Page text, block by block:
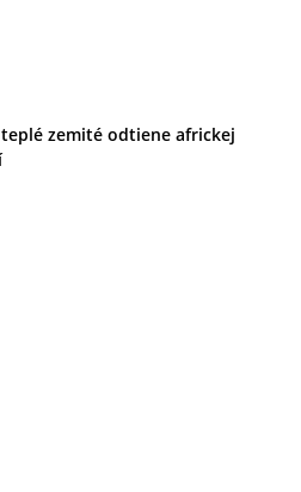
zemité odtiene africkej